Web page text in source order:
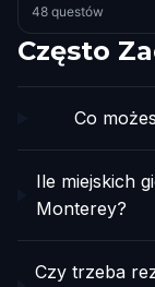
48 questów
Często
Co
Ile miejskich
Monterey?
Czy trzeba